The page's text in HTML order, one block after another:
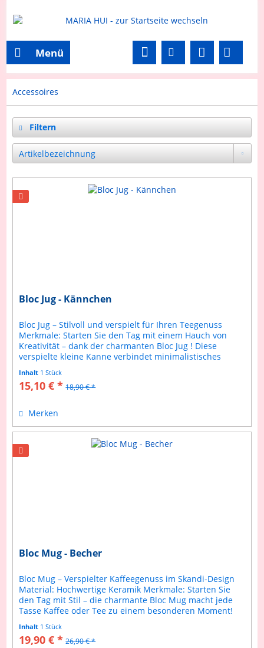
Menü
Accessoires
Filtern
Bloc Jug - Kännchen
Bloc Jug – Stilvoll und verspielt für Ihren Teegenuss
Merkmale: Starten Sie den Tag mit einem Hauch von
Kreativität – dank der charmanten Bloc Jug ! Diese
verspielte kleine Kanne verbindet minimalistisches
Inhalt 1 Stück
15,10 € * 18,90 € *
Merken
Bloc Mug - Becher
Bloc Mug – Verspielter Kaffeegenuss im Skandi-Design
Material: Hochwertige Keramik Merkmale: Starten Sie
den Tag mit Stil – die charmante Bloc Mug macht jede
Tasse Kaffee oder Tee zu einem besonderen Moment!
Inhalt 1 Stück
19,90 € * 26,90 € *